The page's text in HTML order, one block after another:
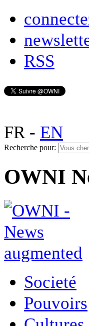
RSS
FR- EN
Recherche pour:
OWNI
Societé
Pouvoirs